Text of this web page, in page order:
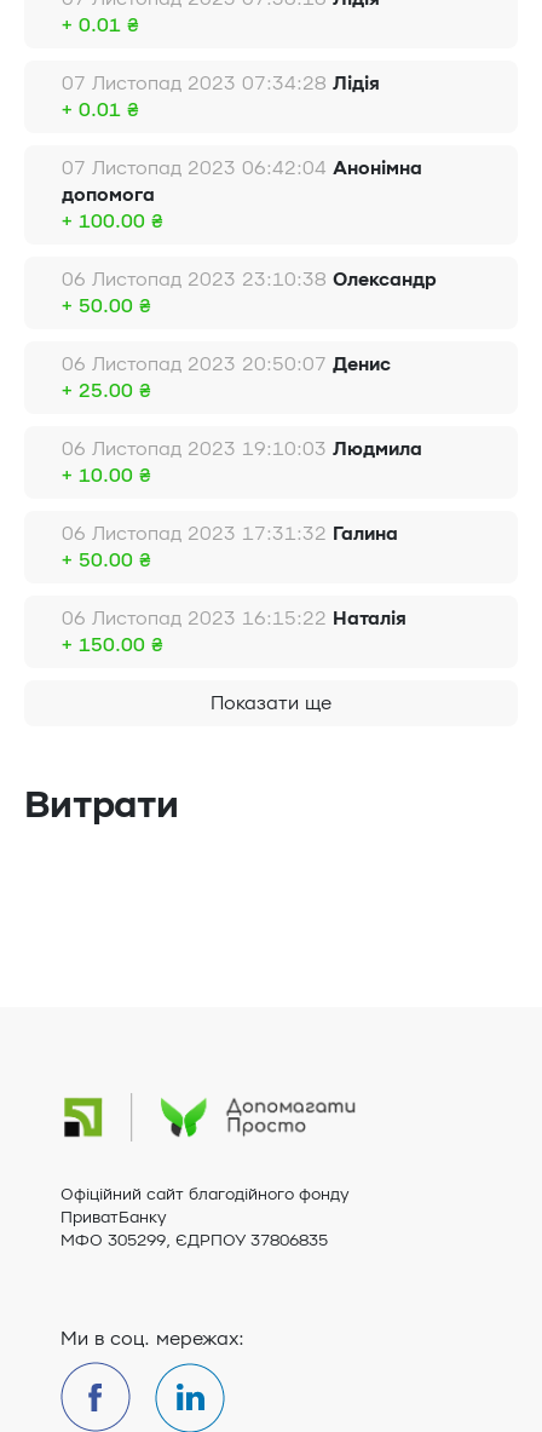
+ 0.01 ₴
07 Листопад 2023 07:34:28 Лідія
+ 0.01 ₴
07 Листопад 2023 06:42:04 Анонімна
допомога
+ 100.00 ₴
06 Листопад 2023 23:10:38 Олександр
+ 50.00 ₴
06 Листопад 2023 20:50:07 Денис
+ 25.00 ₴
06 Листопад 2023 19:10:03 Людмила
+ 10.00 ₴
06 Листопад 2023 17:31:32 Галина
+ 50.00 ₴
06 Листопад 2023 16:15:22 Наталія
+ 150.00 ₴
Показати ще
Витрати
Офіційний сайт благодійного фонду
ПриватБанку
МФО 305299, ЄДРПОУ 37806835
Ми в соц. мережах: